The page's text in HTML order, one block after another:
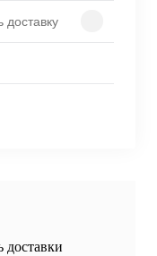
доставку
доставки